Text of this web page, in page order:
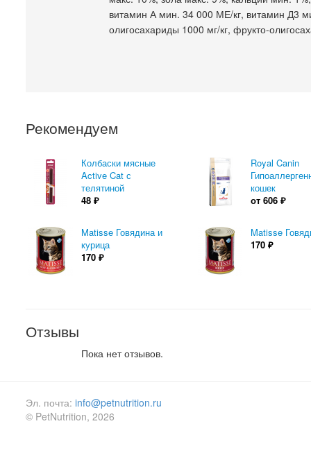
витамин А мин. 34 000 МЕ/кг, витамин Д3
олигосахариды 1000 мг/кг, фрукто-
Рекомендуем
Колбаски мясные
Active Cat с
телятиной
48 ₽
Royal Canin
кошек
от606 ₽
Matisse Говядина и
курица
170 ₽
Matisse
170 ₽
Отзывы
Пока нет отзывов.
Эл. почта: info@petnutrition.ru
© PetNutrition, 2026